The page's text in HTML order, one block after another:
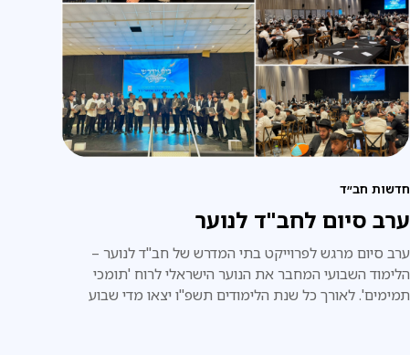
חדשות חב״ד
ערב סיום לחב"ד לנוער
ערב סיום מרגש לפרוייקט בתי המדרש של חב"ד לנוער –
הלימוד השבועי המחבר את הנוער הישראלי לרוח 'תומכי
תמימים'. לאורך כל שנת הלימודים תשפ"ו יצאו מדי שבוע